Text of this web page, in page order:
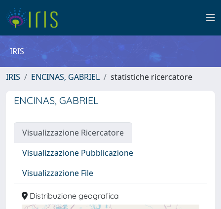
IRIS
IRIS ENCINAS, GABRIEL statistiche ricercatore
ENCINAS, GABRIEL
Visualizzazione Ricercatore
Visualizzazione Pubblicazione
Visualizzazione File
Distribuzione geografica